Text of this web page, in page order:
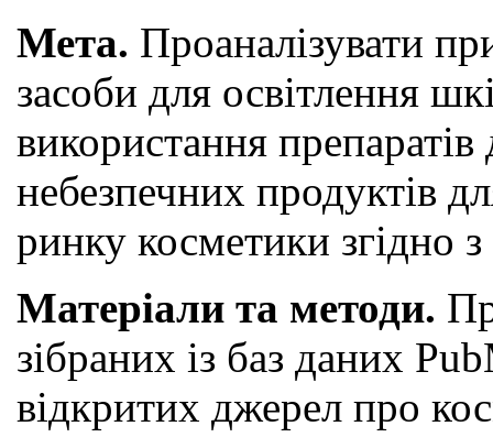
Мета. Проаналізувати
засоби для освітлення
використання
небезпечних продуктів
ринку косметики згідно
Матеріали та методи.
зібраних із баз даних
відкритих джерел про